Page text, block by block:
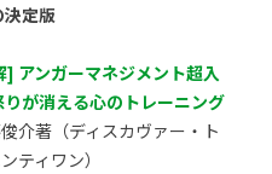
定版
] アンガーマネジメント超入
りが消える心のトレーニング
介著（ディスカヴァー・ト
ティワン）